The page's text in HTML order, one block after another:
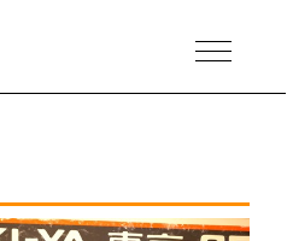
MENU